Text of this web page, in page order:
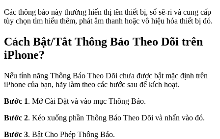
Các thông báo này thường hiển thị tên thiết bị, số sê-ri và cung cấp
tùy chọn tìm hiểu thêm, phát âm thanh hoặc vô hiệu hóa thiết bị đó.
Cách Bật/Tắt Thông Báo Theo Dõi trên
iPhone?
Nếu tính năng Thông Báo Theo Dõi chưa được bật mặc định trên
iPhone của bạn, hãy làm theo các bước sau để kích hoạt.
Bước 1. Mở Cài Đặt và vào mục Thông Báo.
Bước 2. Kéo xuống phần Thông Báo Theo Dõi và nhấn vào đó.
Bước 3. Bật Cho Phép Thông Báo.